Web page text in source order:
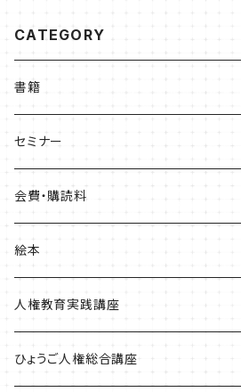
CATEGORY
書籍
ひょうご部落解放
人権歴史マップ
淡路・神戸増補版
播磨版
はじめてみよう！これからの部落問題学習
人権政策マップ報告書
セミナー
会費・購読料
正会員会費
特別会員会費
賛助会費
絵本
ともだちのにおい
かめたろう
人権教育実践講座
単体申込
ひょうご人権総合講座